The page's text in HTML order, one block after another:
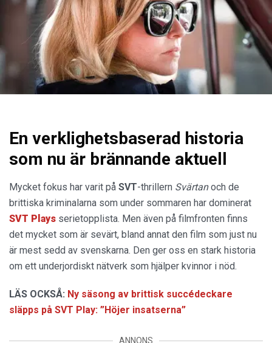
En verklighetsbaserad historia
som nu är brännande aktuell
Mycket fokus har varit på SVT-thrillern Svärtanoch de
brittiska kriminalarna som under sommaren har dominerat
SVT Plays serietopplista. Men även på filmfronten finns
det mycket som är sevärt, bland annat den film som just nu
är mest sedd av svenskarna. Den ger oss en stark historia
om ett underjordiskt nätverk som hjälper kvinnor i nöd.
LÄS OCKSÅ: Ny säsong av brittisk succédeckare
släpps på SVT Play: ”Höjer insatserna”
ANNONS